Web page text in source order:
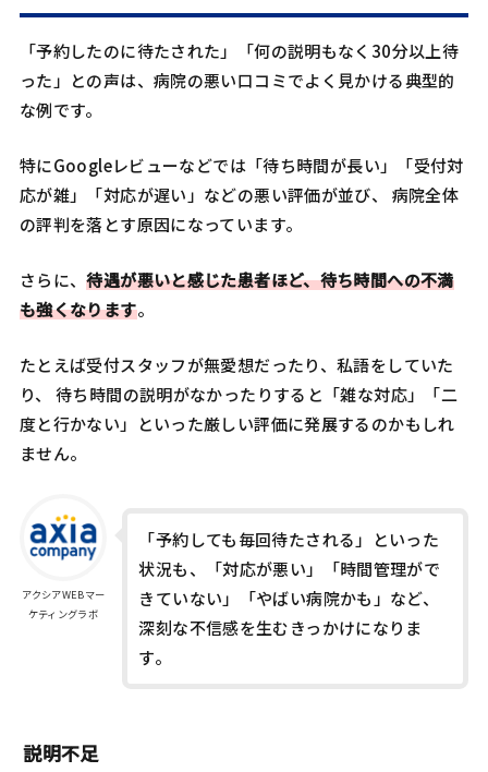
「予約したのに待たされた」「何の説明もなく30分以上待
った」との声は、病院の悪い口コミでよく見かける典型的
な例です。
特にGoogleレビューなどでは「待ち時間が長い」「受付対
応が雑」「対応が遅い」などの悪い評価が並び、 病院全体
の評判を落とす原因になっています。
さらに、待遇が悪いと感じた患者ほど、待ち時間への不満
も強くなります。
たとえば受付スタッフが無愛想だったり、私語をしていた
り、 待ち時間の説明がなかったりすると「雑な対応」「二
度と行かない」といった厳しい評価に発展するのかもしれ
ません。
アクシアWEBマー
ケティングラボ
「予約しても毎回待たされる」といった
状況も、「対応が悪い」「時間管理がで
きていない」「やばい病院かも」など、
深刻な不信感を生むきっかけになりま
す。
説明不足